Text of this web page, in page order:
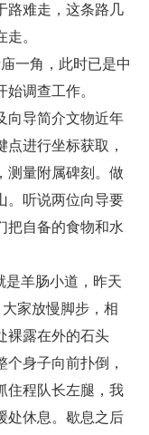
路难走，这条路几
。
一角，此时已是中
调查工作。
向导简介文物近年
进行坐标获取，
测量附属碑刻。做
。听说两位向导要
把自备的食物和水
是羊肠小道，昨天
家放慢脚步，相
裸露在外的石头
身子向前扑倒，
住程队长左腿，我
处休息。歇息之后